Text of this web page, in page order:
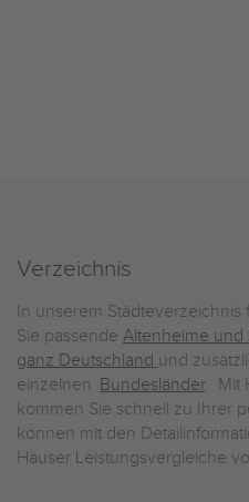
Verzeichnis
In unserem Städteverzeichnis
Sie passende Altenheime und
ganz Deutschland und
einzelnen Bundesländer. Mit
kommen Sie schnell zu Ihrer
können mit den
Häuser Leistungsvergleiche